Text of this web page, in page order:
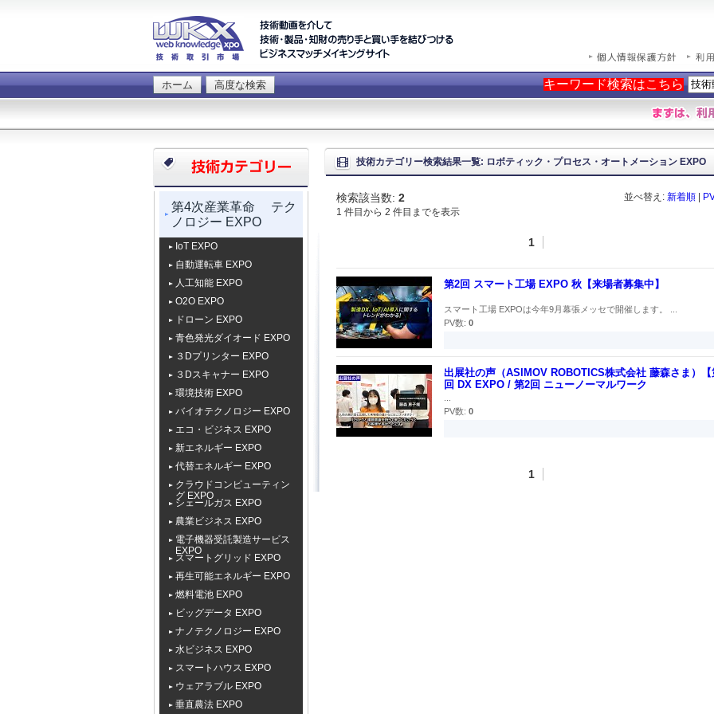
ホーム 高度な検索 キーワード検索はこちら
第4次産業革命 テク
ノロジー EXPO
IoT EXPO
自動運転車 EXPO
人工知能 EXPO
O2O EXPO
ドローン EXPO
青色発光ダイオード EXPO
３Dプリンター EXPO
３Dスキャナー EXPO
環境技術 EXPO
バイオテクノロジー EXPO
エコ・ビジネス EXPO
新エネルギー EXPO
代替エネルギー EXPO
クラウドコンピューティン
グ EXPO
シェールガス EXPO
農業ビジネス EXPO
電子機器受託製造サービス
EXPO
スマートグリッド EXPO
再生可能エネルギー EXPO
燃料電池 EXPO
ビッグデータ EXPO
ナノテクノロジー EXPO
水ビジネス EXPO
スマートハウス EXPO
ウェアラブル EXPO
垂直農法 EXPO
技術カテゴリー検索結果一覧: ロボティック・プロセス・オートメーション EXPO
検索該当数: 2 並べ替え: 新着順
1 件目から 2 件目までを表示
1
第2回 スマート工場 EXPO 秋【来場者募集中】
スマート工場 EXPOは今年9月幕張メッセで開催します。 ...
PV数: 0
出展社の声（ASIMOV ROBOTICS株式会社 藤森さま）【
回 DX EXPO / 第2回 ニューノーマルワーク
PV数: 0
1